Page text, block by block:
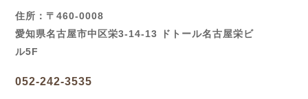
住所：〒460-0008
愛知県名古屋市中区栄3-14-13 ドトール名古屋栄ビ
ル5F
052-242-3535